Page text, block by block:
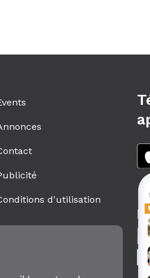
d'utilisation